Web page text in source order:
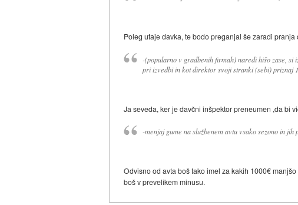
Poleg utaje davka, te bodo preganjal še zaradi pranja
-(popularno v gradbenih firmah) naredi hišo zase,
pri izvedbi in kot direktor svoji stranki (sebi) priznaj
Ja seveda, ker je davčni inšpektor preneumen ,da bi
-menjaj gume na službenem avtu vsako sezono in jih
Odvisno od avta boš tako imel za kakih 1000€
boš v prevelikem minusu.